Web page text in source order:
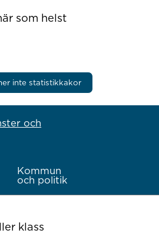
som helst
inte statistikkakor
och
Kommun
och politik
klass